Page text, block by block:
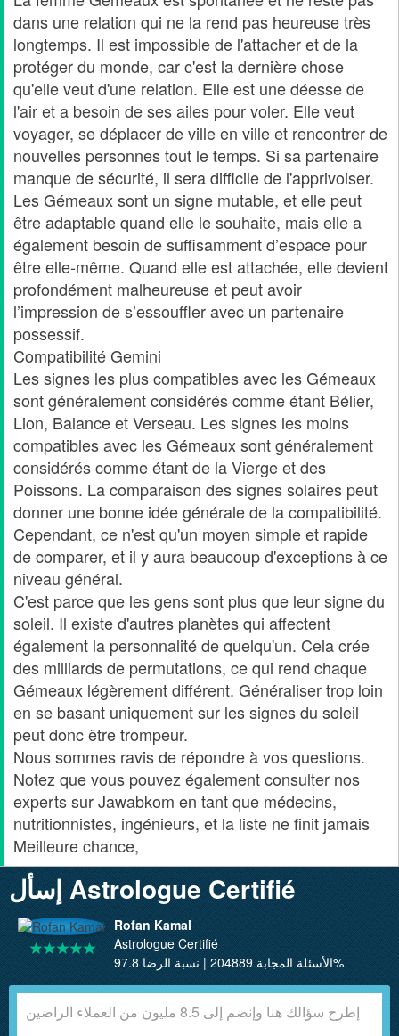
dans une relation qui ne la rend pas heureuse très
longtemps. Il est impossible de l'attacher et de la
protéger du monde, car c'est la dernière chose
qu'elle veut d'une relation. Elle est une déesse de
l'air et a besoin de ses ailes pour voler. Elle veut
voyager, se déplacer de ville en ville et rencontrer de
nouvelles personnes tout le temps. Si sa partenaire
manque de sécurité, il sera difficile de l'apprivoiser.
Les Gémeaux sont un signe mutable, et elle peut
être adaptable quand elle le souhaite, mais elle a
également besoin de suffisamment d’espace pour
être elle-même. Quand elle est attachée, elle devient
profondément malheureuse et peut avoir
l’impression de s’essouffler avec un partenaire
possessif.
Compatibilité Gemini
Les signes les plus compatibles avec les Gémeaux
sont généralement considérés comme étant Bélier,
Lion, Balance et Verseau. Les signes les moins
compatibles avec les Gémeaux sont généralement
considérés comme étant de la Vierge et des
Poissons. La comparaison des signes solaires peut
donner une bonne idée générale de la compatibilité.
Cependant, ce n'est qu'un moyen simple et rapide
de comparer, et il y aura beaucoup d'exceptions à ce
niveau général.
C'est parce que les gens sont plus que leur signe du
soleil. Il existe d'autres planètes qui affectent
également la personnalité de quelqu'un. Cela crée
des milliards de permutations, ce qui rend chaque
Gémeaux légèrement différent. Généraliser trop loin
en se basant uniquement sur les signes du soleil
peut donc être trompeur.
Nous sommes ravis de répondre à vos questions.
Notez que vous pouvez également consulter nos
experts sur Jawabkom en tant que médecins,
nutritionnistes, ingénieurs, et la liste ne finit jamais
Meilleure chance,
إسأل Astrologue Certifié
Rofan Kamal
Astrologue Certifié
الأسئلة المجابة 204889 | نسبة الرضا 97.8%